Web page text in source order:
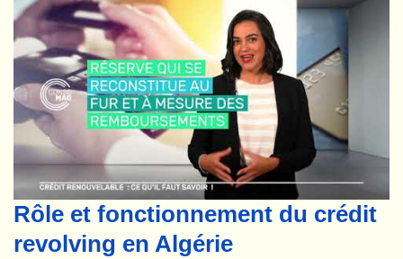
Rôle et fonctionnement du crédit
revolving en Algérie